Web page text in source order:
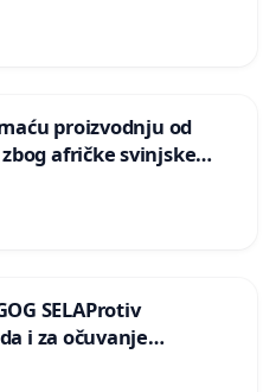
proizvodnju od
afričke svinjske
SELAProtiv
i za očuvanje
i odraslih stabala pri